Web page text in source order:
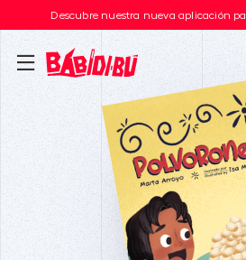
Descubre nuestra nueva aplicación